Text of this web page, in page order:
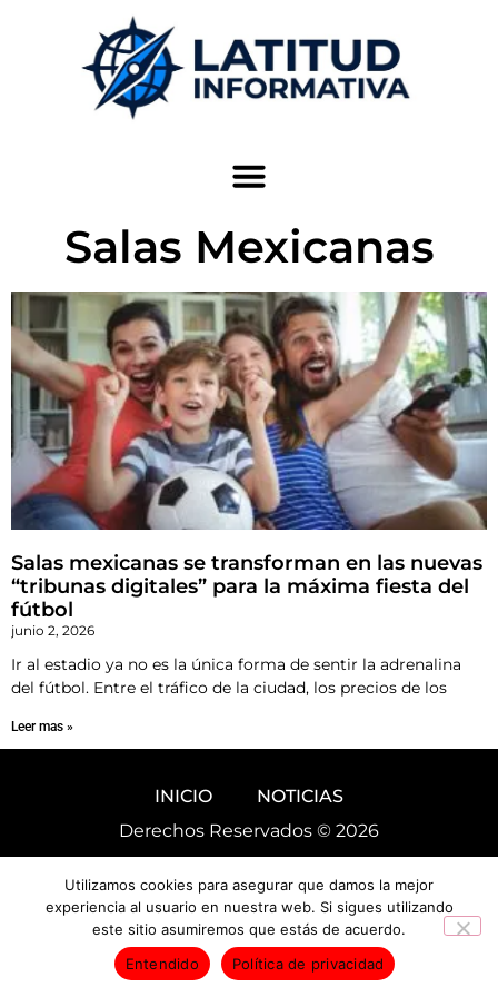
Salas Mexicanas
Salas mexicanas se transforman en las nuevas
“tribunas digitales” para la máxima fiesta del
fútbol
junio 2, 2026
Ir al estadio ya no es la única forma de sentir la adrenalina
del fútbol. Entre el tráfico de la ciudad, los precios de los
Leer mas »
INICIO
NOTICIAS
Derechos Reservados © 2026
Utilizamos cookies para asegurar que damos la mejor
experiencia al usuario en nuestra web. Si sigues utilizando
este sitio asumiremos que estás de acuerdo.
Entendido
Política de privacidad